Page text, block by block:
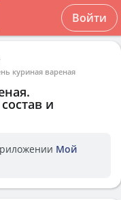
Войти
куриная вареная
.
и
Мой